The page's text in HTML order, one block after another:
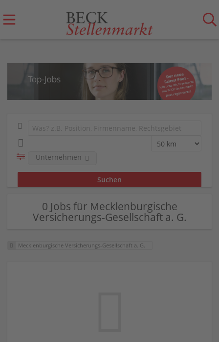
Unternehmen
0 Jobs für Mecklenburgische
Versicherungs-Gesellschaft a. G.
Mecklenburgische Versicherungs-Gesellschaft a. G.